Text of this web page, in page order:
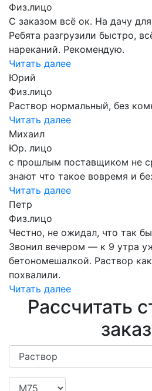
Физ.лицо
С заказом всё ок. На дачу
Ребята разгрузили быстро,
нареканий. Рекомендую.
Читать далее
Юрий
Физ.лицо
Раствор нормальный, без
Читать далее
Михаил
Юр. лицо
с прошлым поставщиком не
знают что такое вовремя и
Читать далее
Петр
Физ.лицо
Честно, не ожидал, что так
Звонил вечером — к 9 утра
бетономешалкой. Раствор
похвалили.
Читать далее
Рассчитать